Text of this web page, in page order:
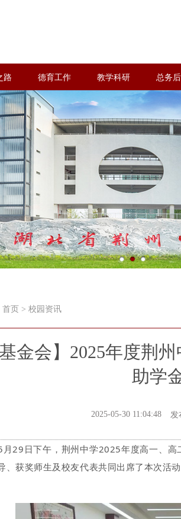
路 德育工作 教学科研 总务
首页 > 校园资讯
金会】2025年度荆
助学
2025-05-30 11:04:48 发
月29日下午，荆州中学2025年度高一、高
、获奖师生及校友代表共同出席了本次活动